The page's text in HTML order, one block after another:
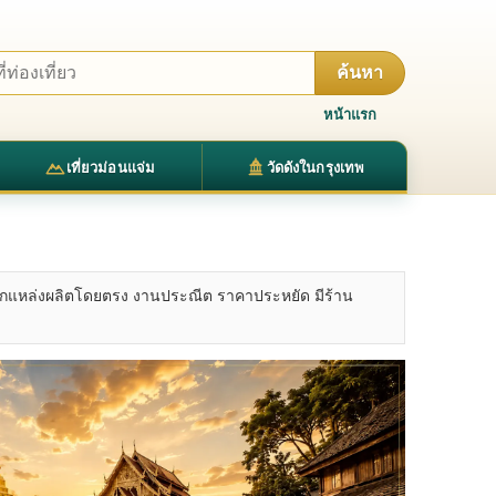
ค้นหา
หน้าแรก
เที่ยวม่อนแจ่ม วัดดังในกรุงเทพ
แหล่งผลิตโดยตรง งานประณีต ราคาประหยัด มีร้าน